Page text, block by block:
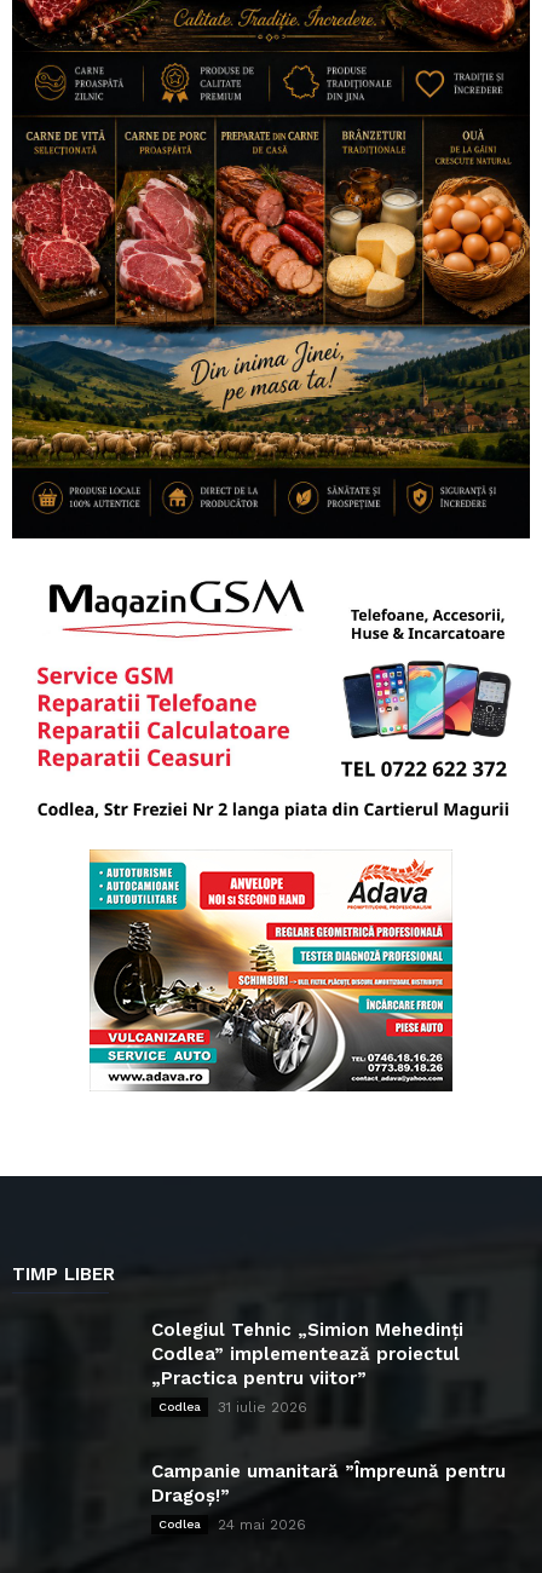
TIMP LIBER
Colegiul Tehnic „Simion Mehedinți
Codlea” implementează proiectul
„Practica pentru viitor”
Codlea 31 iulie 2026
Campanie umanitară ”Împreună pentru
Dragoș!”
Codlea 24 mai 2026